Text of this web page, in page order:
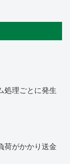
処理ごとに発生
荷がかかり送金